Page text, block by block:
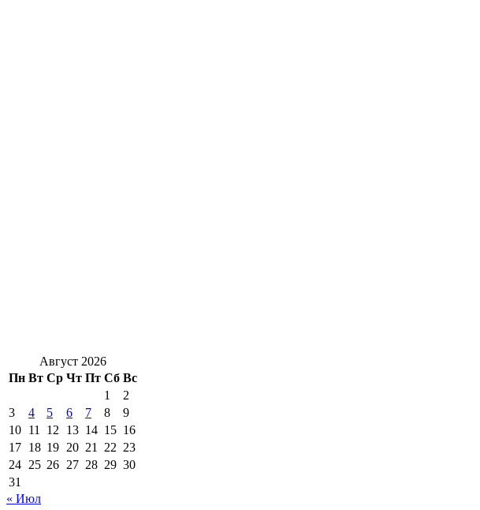
Август 2026
Пн Вт Ср Чт Пт Сб Вс
1
2
3
4 5 6 7 8
9
10 11 12 13 14 15 16
17 18 19 20 21 22 23
24 25 26 27 28 29 30
31
« Июл